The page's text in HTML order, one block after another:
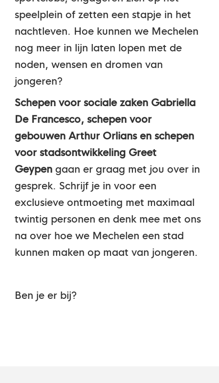
speelplein of zetten een stapje in het
nachtleven. Hoe kunnen we Mechelen
nog meer in lijn laten lopen met de
noden, wensen en dromen van
jongeren?
Schepen voor sociale zaken Gabriella
De Francesco, schepen voor
gebouwen Arthur Orlians en schepen
voor stadsontwikkeling Greet
Geypengaan er graag met jou over in
gesprek. Schrijf je in voor een
exclusieve ontmoeting met maximaal
twintig personen en denk mee met ons
na over hoe we Mechelen een stad
kunnen maken op maat van jongeren.
Ben je er bij?